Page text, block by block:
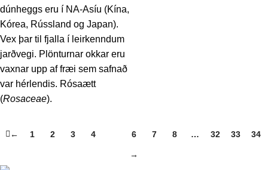
dúnheggs eru í NA-Asíu (Kína,
Kórea, Rússland og Japan).
Vex þar til fjalla í leirkenndum
jarðvegi. Plönturnar okkar eru
vaxnar upp af fræi sem safnað
var hérlendis. Rósaætt
(Rosaceae).
← 1 2 3 4 6 7 8 … 32 33 34
→